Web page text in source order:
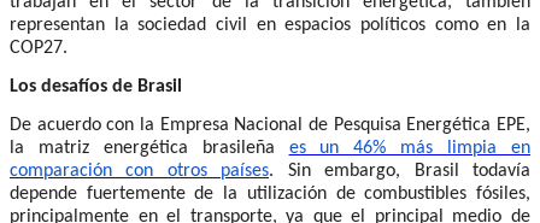
representan la sociedad civil en espacios políticos como en la
COP27.
Los desafíos de Brasil
De acuerdo con la Empresa Nacional de Pesquisa Energética EPE,
la matriz energética brasileña es un 46% más limpia en
comparación con otros países. Sin embargo, Brasil todavía
depende fuertemente de la utilización de combustibles fósiles,
principalmente en el transporte, ya que el principal medio de